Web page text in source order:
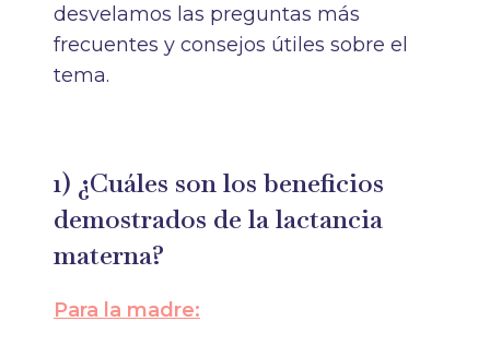
desvelamos las preguntas más
frecuentes y consejos útiles sobre el
tema.
1) ¿Cuáles son los beneficios
demostrados de la lactancia
materna?
Para la madre: